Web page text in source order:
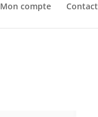
Mon compte Contact